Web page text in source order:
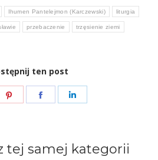
Ihumen Pantelejmon (Karczewski) liturgia
przebaczenie trzęsienie ziemi
ten post
Share
Share
tej samej kategorii